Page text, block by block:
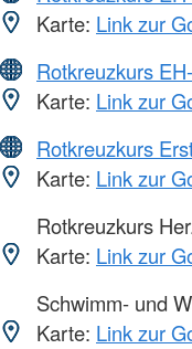
Karte: Link zur
Rotkreuzkurs
Karte: Link zur
Rotkreuzkurs
Karte: Link zur
Rotkreuzkurs
Karte: Link zur
Schwimm- und
Karte: Link zur